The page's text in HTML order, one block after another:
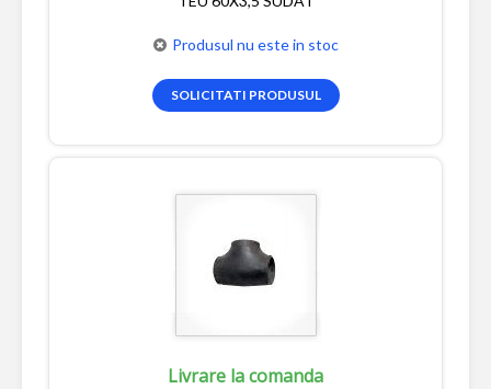
Produsul nu este in stoc
SOLICITATI PRODUSUL
Livrare la comanda